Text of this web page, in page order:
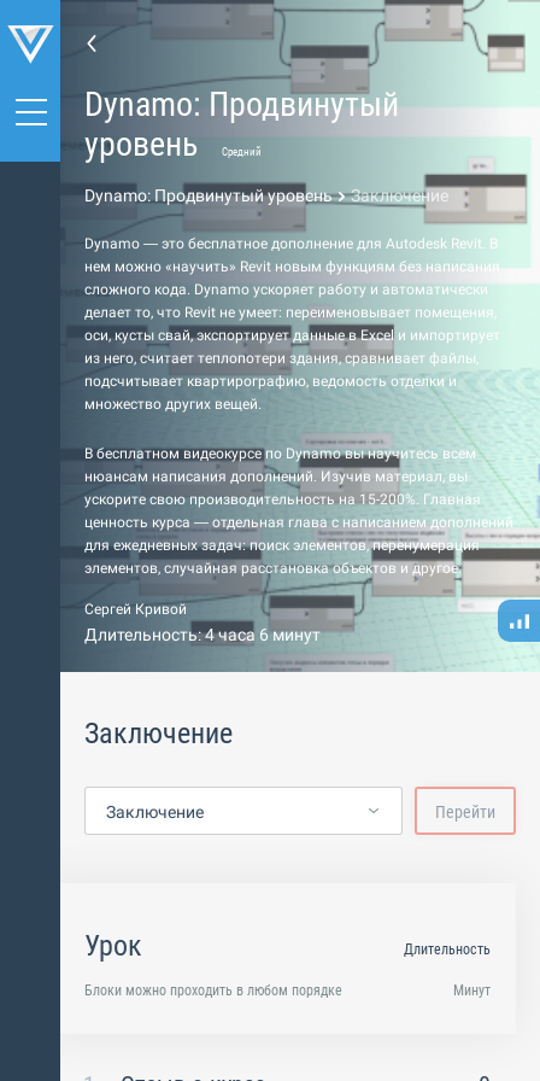
Dynamo: Продвинутый
уровень
Средний
Dynamo: Продвинутый уровень Заключение
Dynamo — это бесплатное дополнение для Autodesk Revit. В
нем можно «научить» Revit новым функциям без написания
сложного кода. Dynamo ускоряет работу и автоматически
делает то, что Revit не умеет: переименовывает помещения,
оси, кусты свай, экспортирует данные в Excel и импортирует
из него, считает теплопотери здания, сравнивает файлы,
подсчитывает квартирографию, ведомость отделки и
множество других вещей.
В бесплатном видеокурсе по Dynamo вы научитесь всем
нюансам написания дополнений. Изучив материал, вы
ускорите свою производительность на 15-200%. Главная
ценность курса — отдельная глава с написанием дополнений
для ежедневных задач: поиск элементов, перенумерация
элементов, случайная расстановка объектов и другое.
Сергей Кривой
Длительность: 4 часа 6 минут
Заключение
Заключение Перейти
Урок
Блоки можно проходить в любом порядке
Длительность
Минут